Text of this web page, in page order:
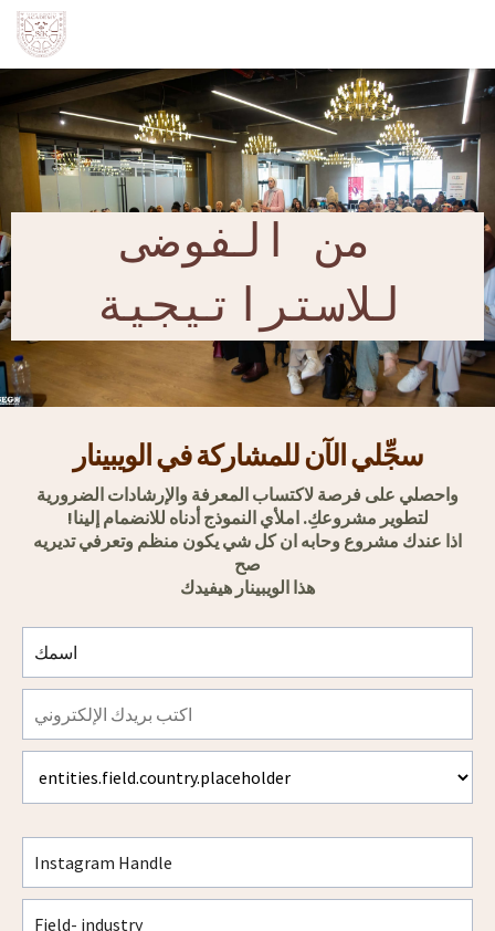
من الفوضى
للاستراتيجية
سجِّلي الآن للمشاركة في الويبينار
واحصلي على فرصة لاكتساب المعرفة والإرشادات الضرورية
لتطوير مشروعكِ. املأي النموذج أدناه للانضمام إلينا!
اذا عندك مشروع وحابه ان كل شي يكون منظم وتعرفي تديريه
صح
هذا الويبينار هيفيدك